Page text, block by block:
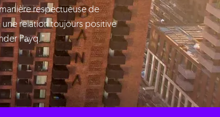
respectueuse de
relation toujours positive
Payq."